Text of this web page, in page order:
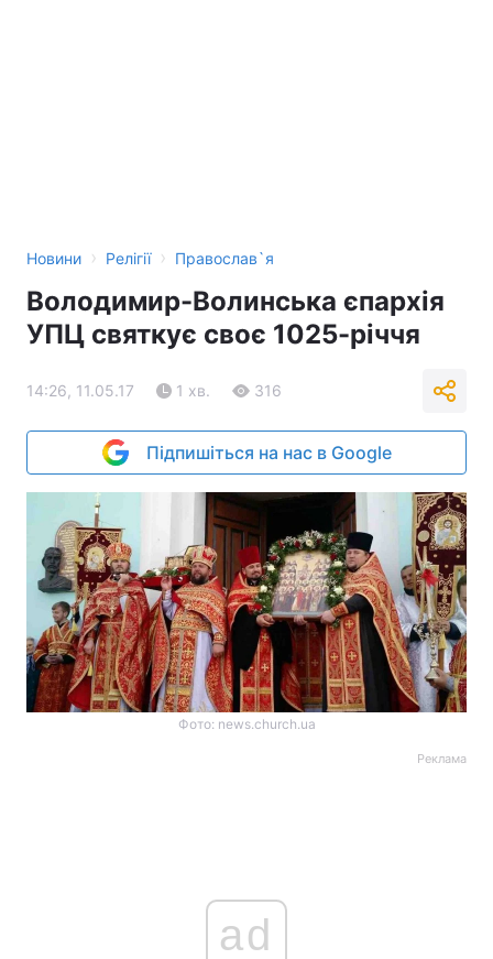
Новини › Релігії › Православ`я
Володимир-Волинська єпархія
УПЦ святкує своє 1025-річчя
14:26, 11.05.17 1 хв. 316
Підпишіться на нас в Google
Фото: news.church.ua
Реклама
ad